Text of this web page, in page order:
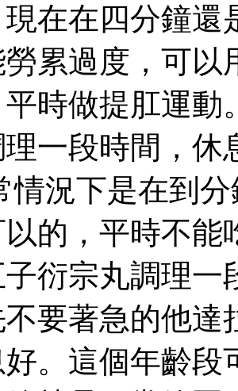
在在四分鐘還
累過度，可以
時做提肛運動
一段時間，
情況下是在到
的，平時不能
衍宗丸調理一
要著急的他達
好。這個年齡